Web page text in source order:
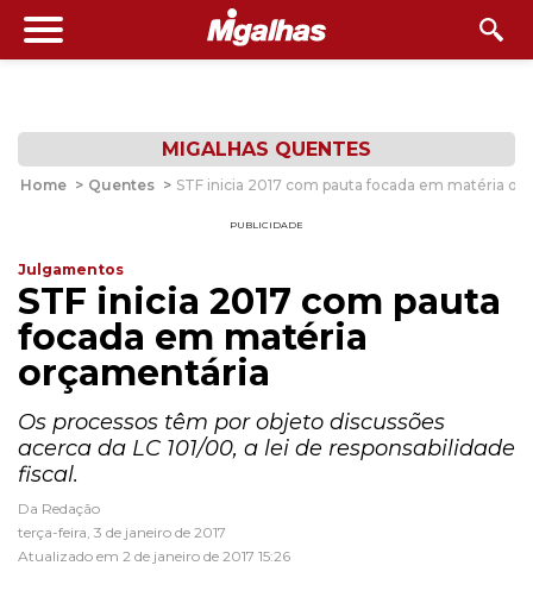
MIGALHAS QUENTES
Home > Quentes > STF inicia 2017 com pauta focada em matéria
PUBLICIDADE
Julgamentos
STF inicia 2017 com pauta
focada em matéria
orçamentária
Os processos têm por objeto discussões
acerca da LC 101/00, a lei de responsabilidade
fiscal.
Da Redação
terça-feira, 3 de janeiro de 2017
Atualizado em 2 de janeiro de 2017 15:26